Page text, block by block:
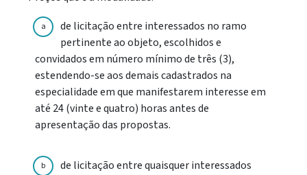
a
de licitação entre interessados no ramo
pertinente ao objeto, escolhidos e
convidados em número mínimo de três (3),
estendendo-se aos demais cadastrados na
especialidade em que manifestarem interesse em
até 24 (vinte e quatro) horas antes de
apresentação das propostas.
b
de licitação entre quaisquer interessados